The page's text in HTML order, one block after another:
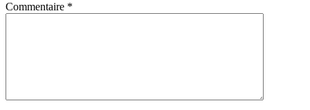
Commentaire *